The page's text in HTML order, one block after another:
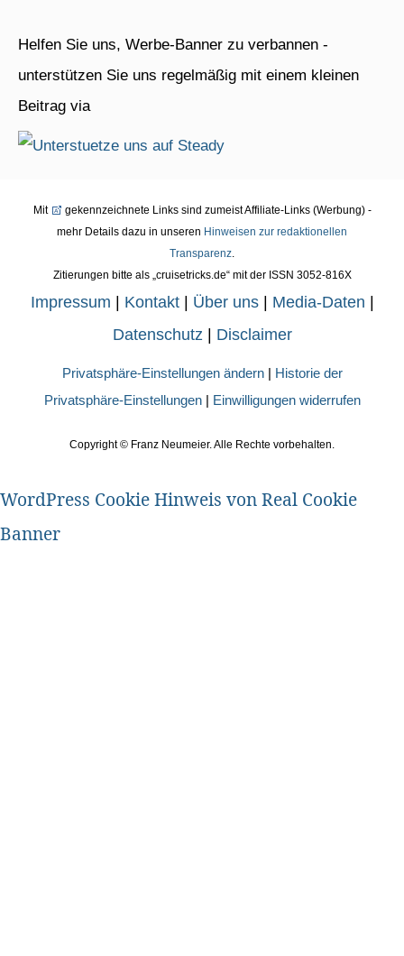
Helfen Sie uns, Werbe-Banner zu verbannen -
unterstützen Sie uns regelmäßig mit einem kleinen
Beitrag via
Mit
gekennzeichnete Links sind zumeist Affiliate-Links (Werbung) -
mehr Details dazu in unseren Hinweisen zur redaktionellen
Transparenz.
Zitierungen bitte als „cruisetricks.de“ mit der ISSN 3052-816X
Impressum | Kontakt| Über uns| Media-Daten |
Datenschutz | Disclaimer
Privatsphäre-Einstellungen ändern| Historie der
Privatsphäre-Einstellungen| Einwilligungen widerrufen
Copyright © Franz Neumeier. Alle Rechte vorbehalten.
WordPress Cookie Hinweis von Real Cookie
Banner